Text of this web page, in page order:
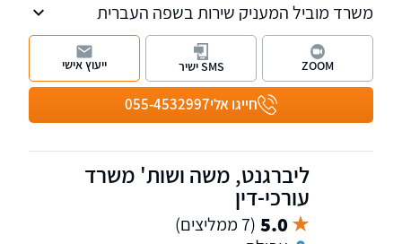
משרד מוביל המעניק שירות בשפה העברית
והרוסית, בתחום המשכנתאות, מקרקעין, מעמד
אישי ומשפט אזרחי.
חייגו אלי055-4532997
ZOOM SMS ישיר ייעוץ אישי
ליברגנט, משה ושות' משרד
עורכי-דין
5.0 (7 ממליצים)